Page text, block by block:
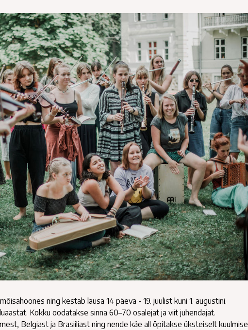
ning kestab lausa 14 päeva - 19. juulist kuni 1. augustini.
Kokku oodatakse sinna 60–70 osalejat ja viit juhendajat.
Belgiast ja Brasiiliast ning nende käe all õpitakse üksteiselt kuulmise